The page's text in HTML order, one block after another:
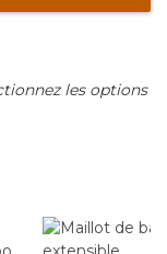
les options